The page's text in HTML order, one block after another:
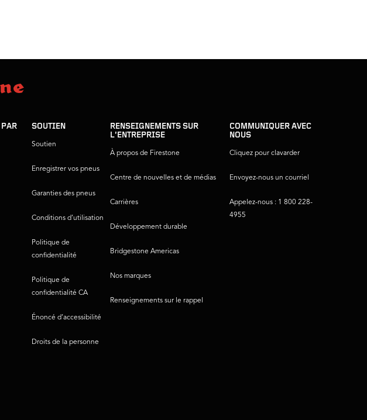
SOUTIEN
Soutien
Enregistrer vos pneus
Garanties des pneus
Conditions d’utilisation
Politique de
confidentialité
Politique de
confidentialité CA
Énoncé d’accessibilité
Droits de la personne
RENSEIGNEMENTS SUR
L’ENTREPRISE
À propos de Firestone
Centre de nouvelles et de médias
Carrières
Développement durable
Bridgestone Americas
Nos marques
Renseignements sur le rappel
COMMUNIQUER AVEC
NOUS
Cliquez pour clavarder
Envoyez-nous un courriel
Appelez-nous : 1 800 228-
4955